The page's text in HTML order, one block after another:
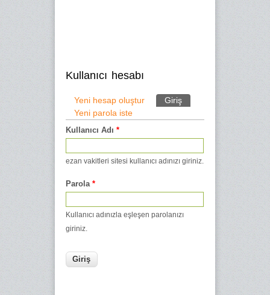
Kullanıcı hesabı
Birincil sekmeler
Yeni hesap oluştur Giriş (etkin sekme)
Yeni parola iste
Kullanıcı Adı *
ezan vakitleri sitesi kullanıcı adınızı giriniz.
Parola *
Kullanıcı adınızla eşleşen parolanızı
giriniz.